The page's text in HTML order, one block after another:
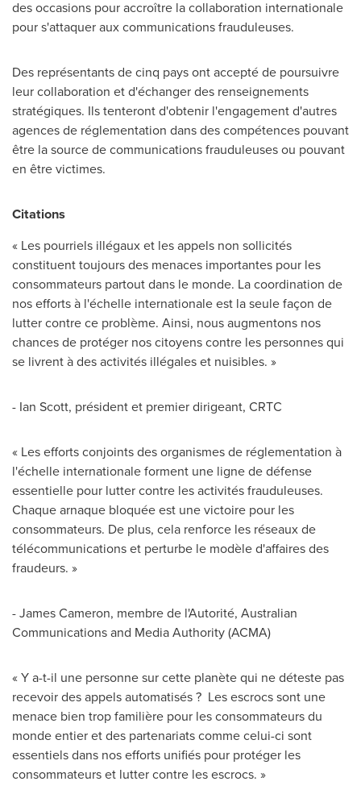
des occasions pour accroître la collaboration internationale
pour s'attaquer aux communications frauduleuses.
Des représentants de cinq pays ont accepté de poursuivre
leur collaboration et d'échanger des renseignements
stratégiques. Ils tenteront d'obtenir l'engagement d'autres
agences de réglementation dans des compétences pouvant
être la source de communications frauduleuses ou pouvant
en être victimes.
Citations
« Les pourriels illégaux et les appels non sollicités
constituent toujours des menaces importantes pour les
consommateurs partout dans le monde. La coordination de
nos efforts à l'échelle internationale est la seule façon de
lutter contre ce problème. Ainsi, nous augmentons nos
chances de protéger nos citoyens contre les personnes qui
se livrent à des activités illégales et nuisibles. »
- Ian Scott, président et premier dirigeant, CRTC
« Les efforts conjoints des organismes de réglementation à
l'échelle internationale forment une ligne de défense
essentielle pour lutter contre les activités frauduleuses.
Chaque arnaque bloquée est une victoire pour les
consommateurs. De plus, cela renforce les réseaux de
télécommunications et perturbe le modèle d'affaires des
fraudeurs. »
- James Cameron, membre de l'Autorité, Australian
Communications and Media Authority (ACMA)
« Y a-t-il une personne sur cette planète qui ne déteste pas
recevoir des appels automatisés ? Les escrocs sont une
menace bien trop familière pour les consommateurs du
monde entier et des partenariats comme celui-ci sont
essentiels dans nos efforts unifiés pour protéger les
consommateurs et lutter contre les escrocs. »